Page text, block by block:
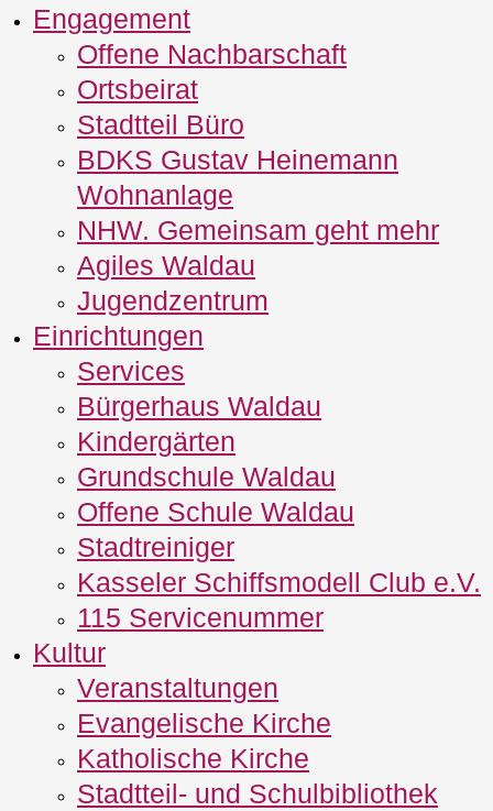
Engagement
Offene Nachbarschaft
Ortsbeirat
Stadtteil Büro
BDKS Gustav Heinemann
Wohnanlage
NHW. Gemeinsam geht mehr
Agiles Waldau
Jugendzentrum
Einrichtungen
Services
Bürgerhaus Waldau
Kindergärten
Grundschule Waldau
Offene Schule Waldau
Stadtreiniger
Kasseler Schiffsmodell Club e.V.
115 Servicenummer
Kultur
Veranstaltungen
Evangelische Kirche
Katholische Kirche
Stadtteil- und Schulbibliothek